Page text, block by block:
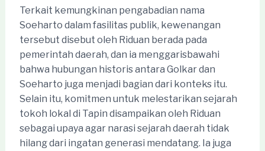
Terkait kemungkinan pengabadian nama
Soeharto dalam fasilitas publik, kewenangan
tersebut disebut oleh Riduan berada pada
pemerintah daerah, dan ia menggarisbawahi
bahwa hubungan historis antara Golkar dan
Soeharto juga menjadi bagian dari konteks itu.
Selain itu, komitmen untuk melestarikan sejarah
tokoh lokal di Tapin disampaikan oleh Riduan
sebagai upaya agar narasi sejarah daerah tidak
hilang dari ingatan generasi mendatang. Ia juga